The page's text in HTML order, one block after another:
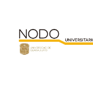
contenido